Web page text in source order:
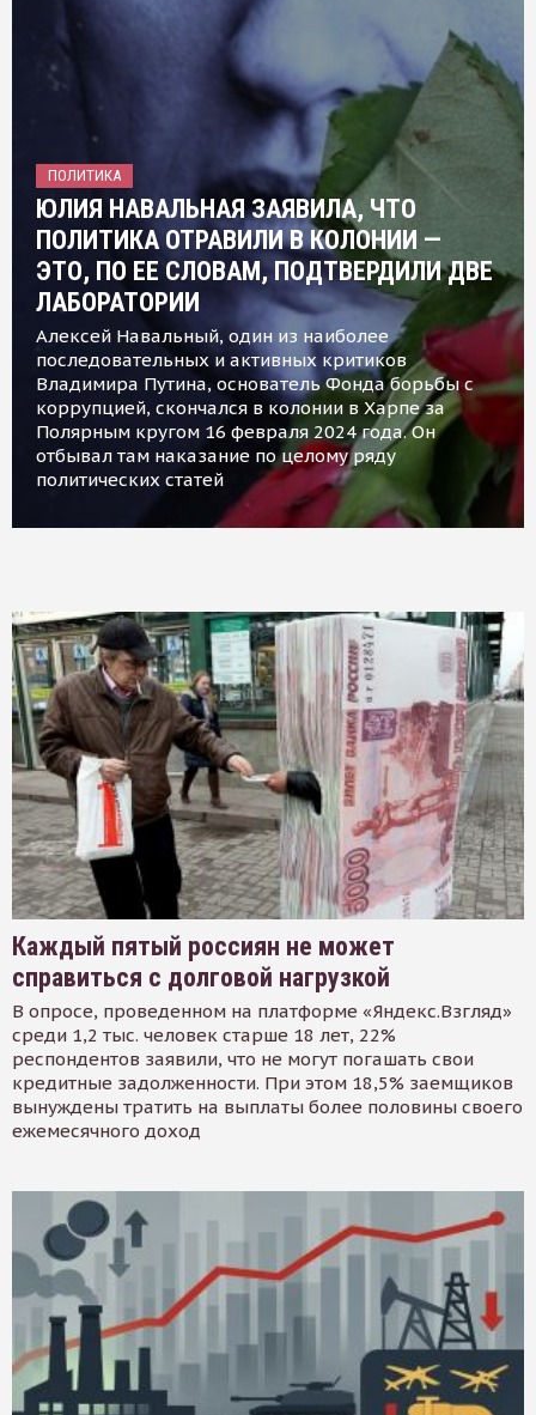
ПОЛИТИКА
ЮЛИЯ НАВАЛЬНАЯ ЗАЯВИЛА, ЧТО
ПОЛИТИКА ОТРАВИЛИ В КОЛОНИИ —
ЭТО, ПО ЕЕ СЛОВАМ, ПОДТВЕРДИЛИ ДВЕ
ЛАБОРАТОРИИ
Алексей Навальный, один из наиболее
последовательных и активных критиков
Владимира Путина, основатель Фонда борьбы с
коррупцией, скончался в колонии в Харпе за
Полярным кругом 16 февраля 2024 года. Он
отбывал там наказание по целому ряду
политических статей
Каждый пятый россиян не может
справиться с долговой нагрузкой
В опросе, проведенном на платформе «Яндекс.Взгляд»
среди 1,2 тыс. человек старше 18 лет, 22%
респондентов заявили, что не могут погашать свои
кредитные задолженности. При этом 18,5% заемщиков
вынуждены тратить на выплаты более половины своего
ежемесячного доход